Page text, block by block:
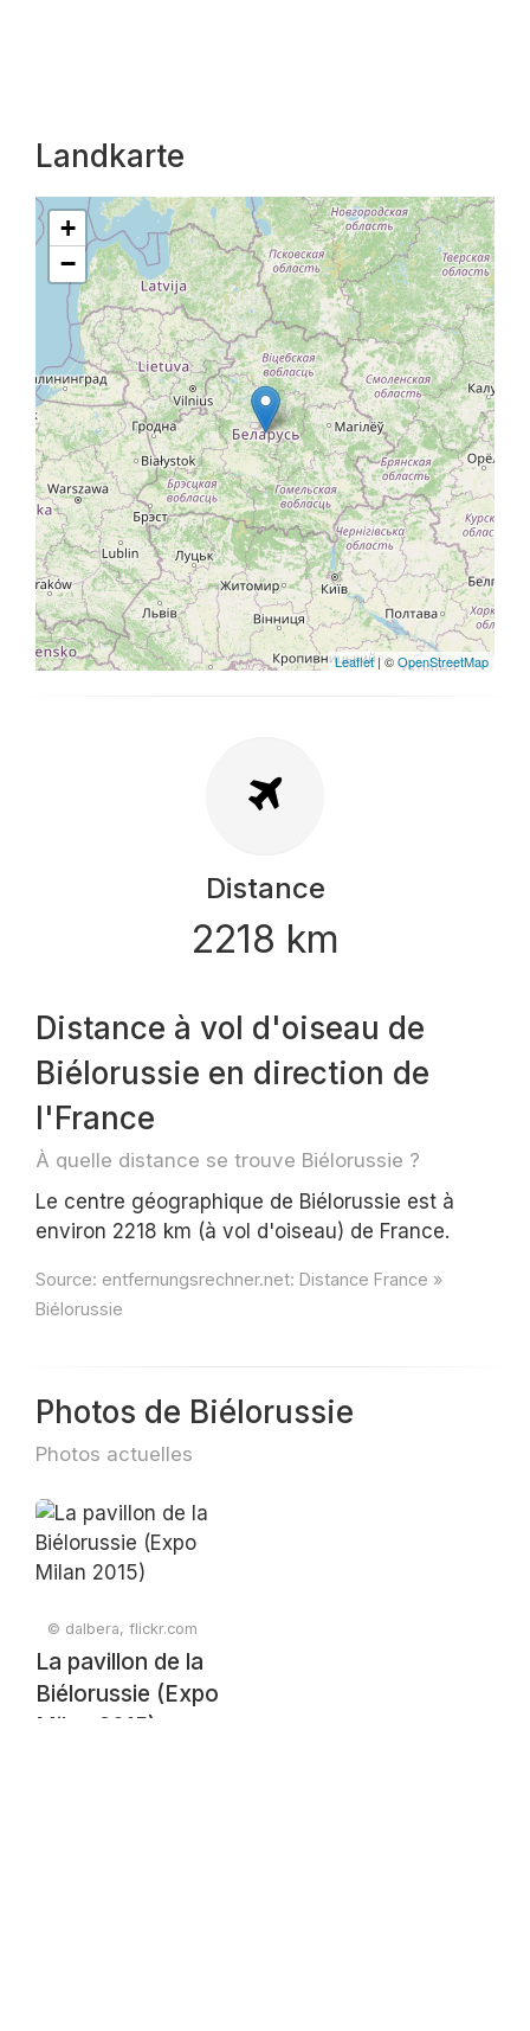
Landkarte
+
−
Leaflet| ©OpenStreetMap
Distance
2218 km
Distance à vol d'oiseau de
Biélorussie en direction de
l'France
À quelle distance se trouve Biélorussie ?
Le centre géographique de Biélorussie est à
environ 2218 km (à vol d'oiseau) de France.
Source: entfernungsrechner.net: Distance France »
Biélorussie
Photos de Biélorussie
Photos actuelles
© dalbera, flickr.com
La pavillon de la
Biélorussie (Expo
Milan 2015)